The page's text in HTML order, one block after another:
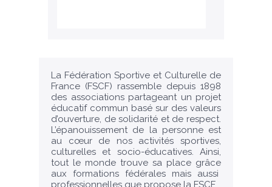
La Fédération Sportive et Culturelle de
France (FSCF) rassemble depuis 1898
des associations partageant un projet
éducatif commun basé sur des valeurs
d’ouverture, de solidarité et de respect.
L’épanouissement de la personne est
au cœur de nos activités sportives,
culturelles et socio-éducatives. Ainsi,
tout le monde trouve sa place grâce
aux formations fédérales mais aussi
professionnelles que propose la FSCF.